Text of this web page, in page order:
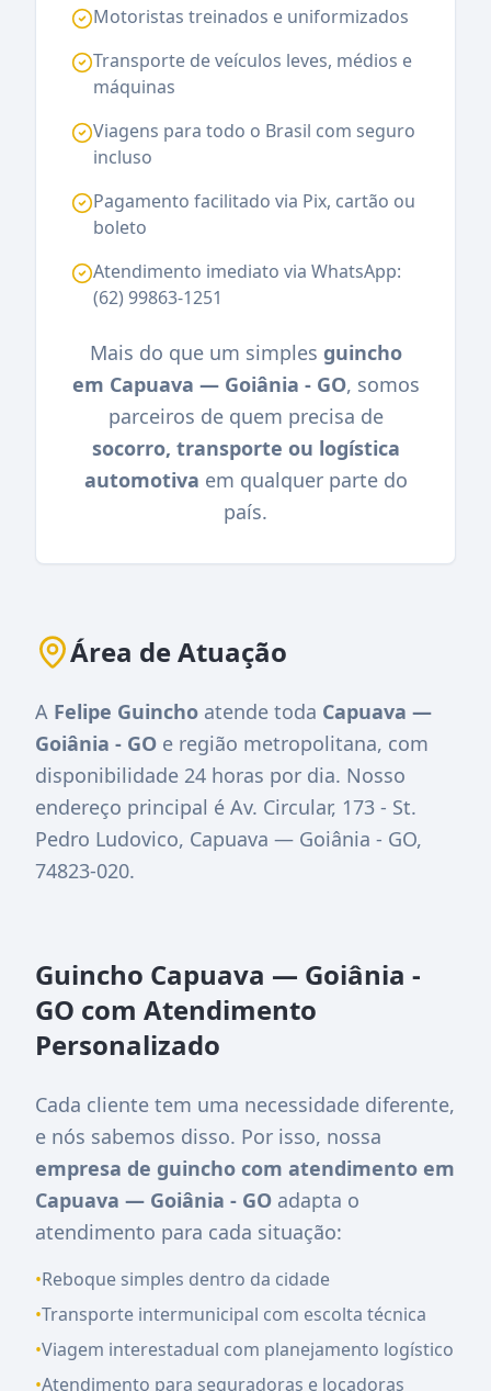
Motoristas treinados e uniformizados
Transporte de veículos leves, médios e
máquinas
Viagens para todo o Brasil com seguro
incluso
Pagamento facilitado via Pix, cartão ou
boleto
Atendimento imediato via WhatsApp:
(62) 99863-1251
Mais do que um simples guincho
em Capuava — Goiânia - GO, somos
parceiros de quem precisa de
socorro, transporte ou logística
automotiva em qualquer parte do
país.
Área de Atuação
A Felipe Guincho atende toda Capuava —
Goiânia - GO e região metropolitana, com
disponibilidade 24 horas por dia. Nosso
endereço principal é Av. Circular, 173 - St.
Pedro Ludovico, Capuava — Goiânia - GO,
74823-020.
Guincho Capuava — Goiânia -
GO com Atendimento
Personalizado
Cada cliente tem uma necessidade diferente,
e nós sabemos disso. Por isso, nossa
empresa de guincho com atendimento em
Capuava — Goiânia - GO adapta o
atendimento para cada situação:
•Reboque simples dentro da cidade
•Transporte intermunicipal com escolta técnica
•Viagem interestadual com planejamento logístico
•Atendimento para seguradoras e locadoras